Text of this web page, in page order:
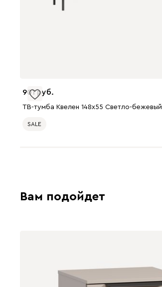
901
ТВ-тумба Квелен 148x55 Светло-бежевый
SALE
Вам подойдет